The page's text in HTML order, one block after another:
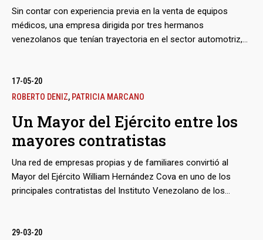
Sin contar con experiencia previa en la venta de equipos
médicos, una empresa dirigida por tres hermanos
venezolanos que tenían trayectoria en el sector automotriz,
equipos más buscados en tiempos de Covid-19. Pero los
equipos resultaron estar en mal estado. Esta historia se
relacionados con una familia ya célebre por haber sido
favorecida con jugosos contratos del Instituto Venezolano
de los Seguros Sociales.
17-05-20
ROBERTO DENIZ, PATRICIA MARCANO
Un Mayor del Ejército entre los
mayores contratistas
Una red de empresas propias y de familiares convirtió al
Mayor del Ejército William Hernández Cova en uno de los
principales contratistas del Instituto Venezolano de los
dirigida por otro colega militar, el General Carlos Rotondaro
29-03-20